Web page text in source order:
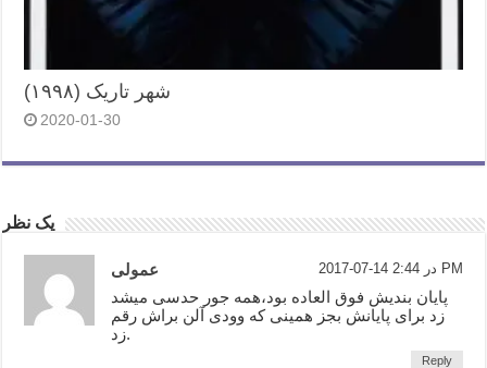
شهر تاریک (۱۹۹۸)
2020-01-30
یک نظر
عمولی 2017-07-14 در 2:44 PM
پایان بندیش فوق العاده بود،همه جور حدسی میشد
زد برای پایانش بجز همینی که وودی آلن براش رقم
زد.
Reply